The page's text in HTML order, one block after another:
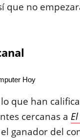
que no
Hoy
que han
cercanas a El
ganador del